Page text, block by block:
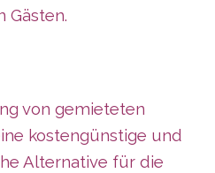
Gästen.
von gemieteten
kostengünstige und
Alternative für die